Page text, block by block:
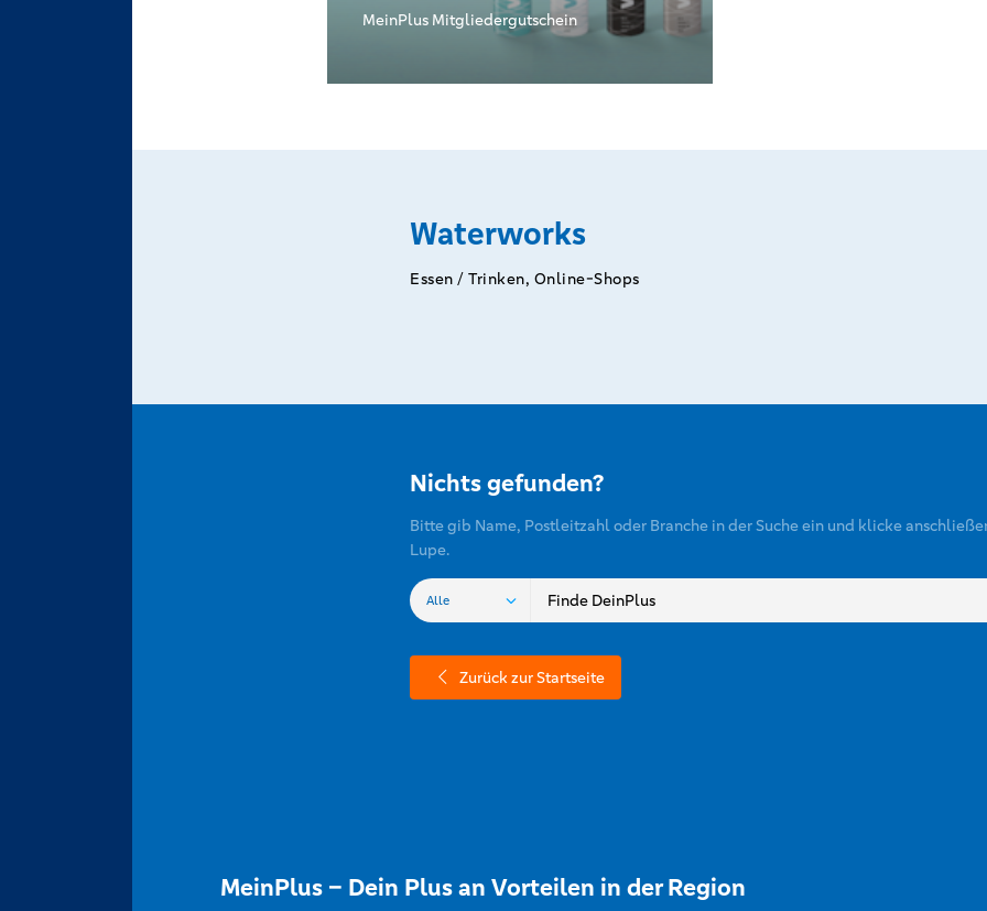
MeinPlus Mitgliedergutschein
Waterworks
Essen / Trinken, Online-Shops
Nichts gefunden?
Bitte gib Name, Postleitzahl oder Branche in der Suche ein und klicke
Lupe.
Zurück zur Startseite
MeinPlus – Dein Plus an Vorteilen in der Region